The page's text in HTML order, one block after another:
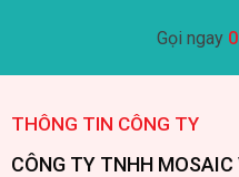
Gọi ngay
THÔNG TIN CÔNG TY
CÔNG TY TNHH